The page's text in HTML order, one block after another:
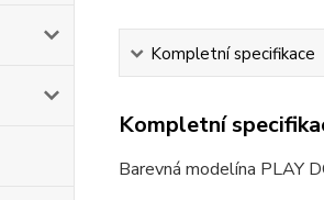
Kompletní specifikace
Kompletní
Barevná modelína PLAY